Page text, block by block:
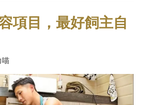
項目，最好飼主自
喵